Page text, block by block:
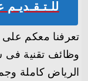
تعرفنا معكم
وظائف تقنية فى
الرياض كاملة